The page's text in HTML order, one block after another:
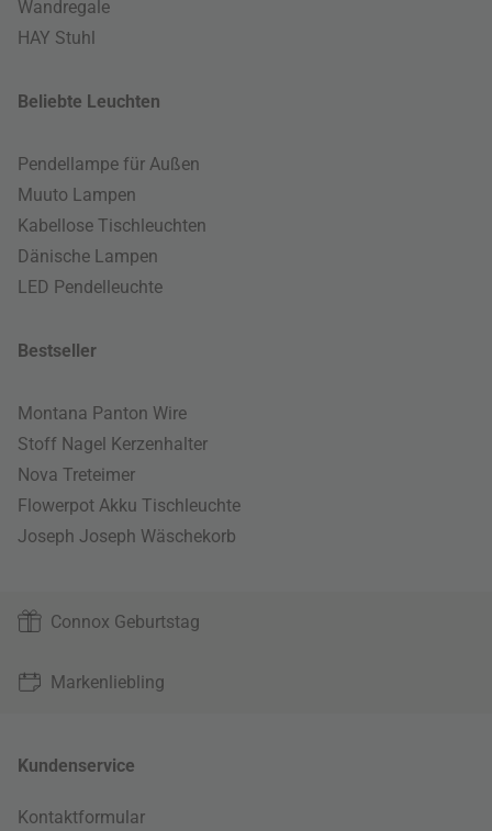
Wandregale
HAY Stuhl
Beliebte Leuchten
Pendellampe für Außen
Muuto Lampen
Kabellose Tischleuchten
Dänische Lampen
LED Pendelleuchte
Bestseller
Montana Panton Wire
Stoff Nagel Kerzenhalter
Nova Treteimer
Flowerpot Akku Tischleuchte
Joseph Joseph Wäschekorb
Connox Geburtstag
Markenliebling
Kundenservice
Kontaktformular